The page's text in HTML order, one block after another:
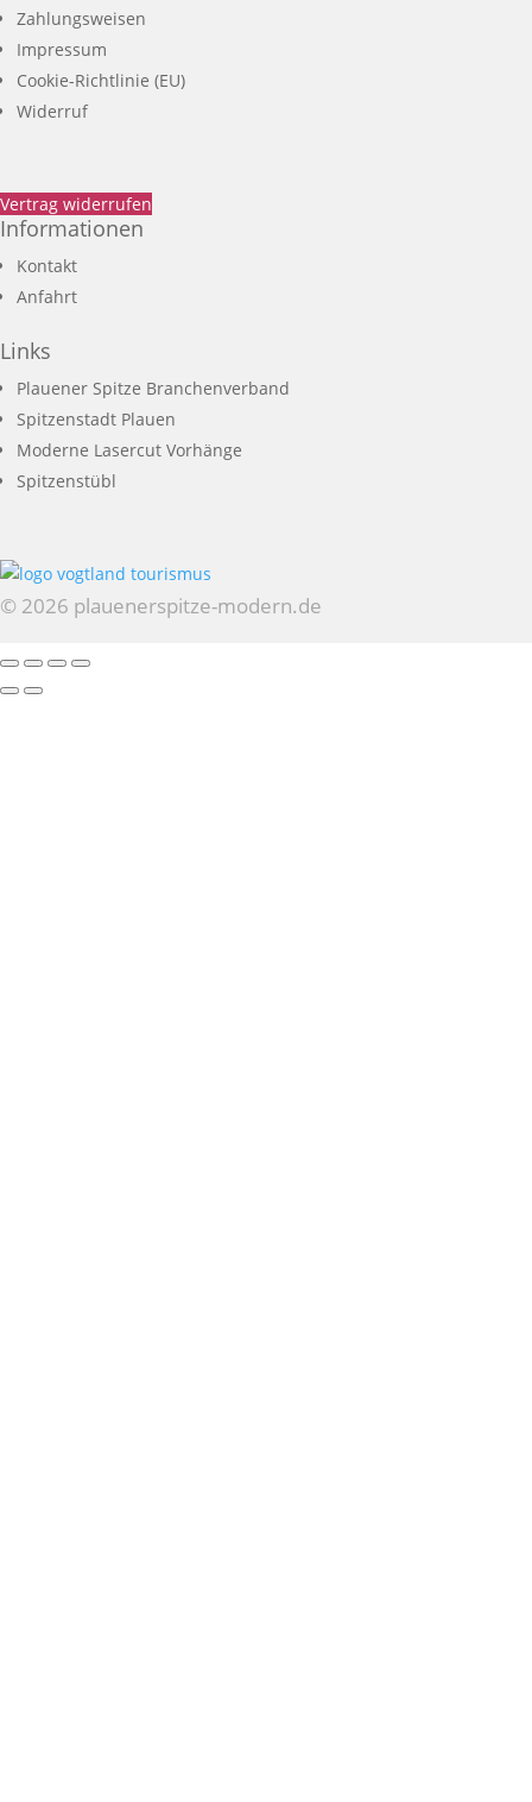
Zahlungsweisen
Impressum
Cookie-Richtlinie (EU)
Widerruf
Vertrag widerrufen
Informationen
Kontakt
Anfahrt
Links
Plauener Spitze Branchenverband
Spitzenstadt Plauen
Moderne Lasercut Vorhänge
Spitzenstübl
© 2026 plauenerspitze-modern.de